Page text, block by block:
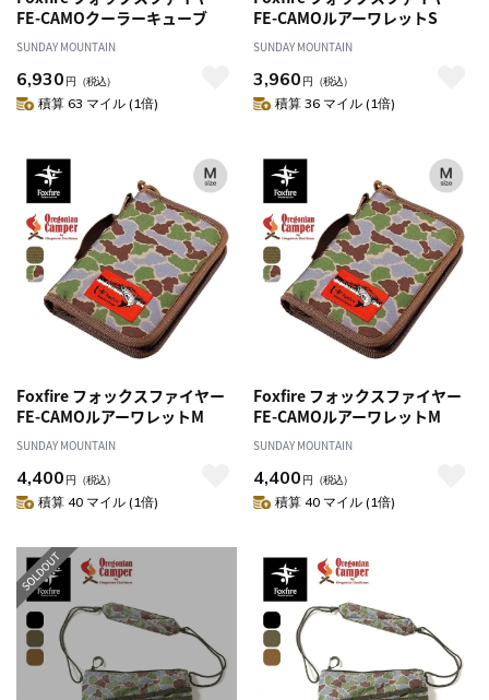
FE-CAMOクーラーキューブ
SUNDAY MOUNTAIN
6,930 円 （税込）
積算 63 マイル (1倍)
FE-CAMOルアーワレットS
SUNDAY MOUNTAIN
3,960 円 （税込）
積算 36 マイル (1倍)
Foxfire フォックスファイヤー
FE-CAMOルアーワレットM
SUNDAY MOUNTAIN
4,400 円 （税込）
積算 40 マイル (1倍)
Foxfire フォックスファイヤー
FE-CAMOルアーワレットM
SUNDAY MOUNTAIN
4,400 円 （税込）
積算 40 マイル (1倍)